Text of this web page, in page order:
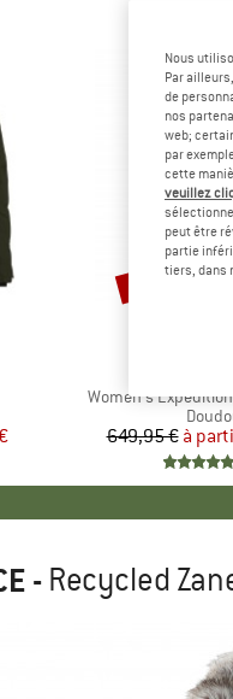
Article
Women's
649,95 € à
Remise
Jusqu'à -30
- Recycled
Nous
Par
de
nos
web;
par
cette
veuillez
peut être
partie
tiers, dans